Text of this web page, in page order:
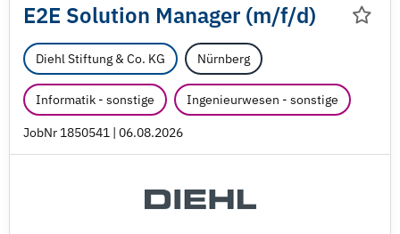
E2E Solution Manager (m/f/d)
Diehl Stiftung & Co. KG Nürnberg
Informatik - sonstige Ingenieurwesen - sonstige
JobNr 1850541 | 06.08.2026